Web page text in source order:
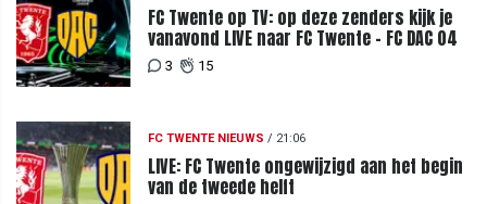
FC Twente op TV: op deze zenders kijk je
vanavond LIVE naar FC Twente - FC DAC 04
3 15
FC TWENTE NIEUWS / 21:06
LIVE: FC Twente ongewijzigd aan het begin
van de tweede helft